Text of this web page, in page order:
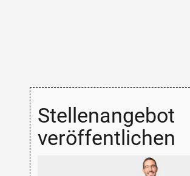
Stellenangebot
veröffentlichen